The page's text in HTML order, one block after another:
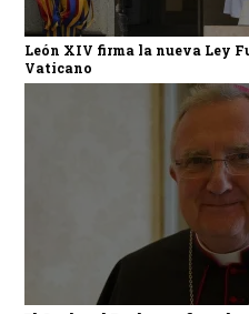
León XIV firma la nueva Ley
Vaticano